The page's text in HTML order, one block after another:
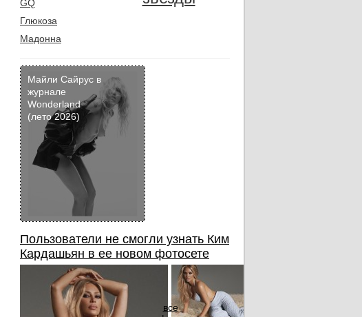
GQ
Глюкоза
Мадонна
Майли Сайрус в
журнале
Wonderland
(лето 2026)
Пользователи не смогли узнать Ким
Кардашьян в ее новом фотосете
все